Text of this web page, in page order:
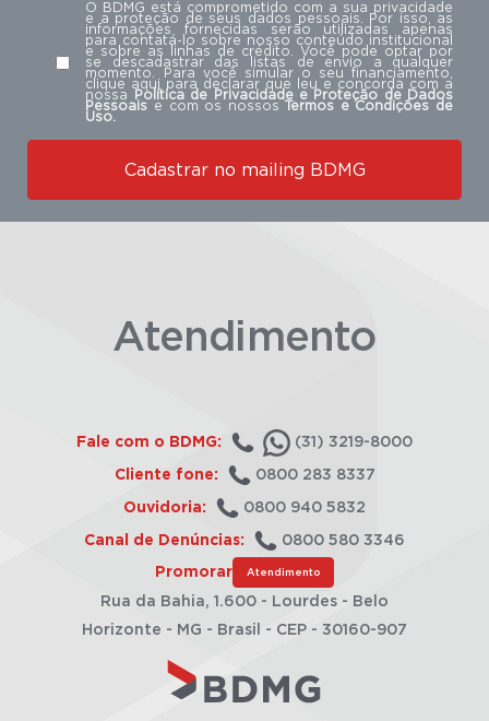
O BDMG está comprometido com a sua privacidade
e a proteção de seus dados pessoais. Por isso, as
informações fornecidas serão utilizadas apenas
para contatá-lo sobre nosso conteúdo institucional
e sobre as linhas de crédito. Você pode optar por
se descadastrar das listas de envio a qualquer
momento. Para você simular o seu financiamento,
clique aqui para declarar que leu e concorda com a
nossa
Política de Privacidade e Proteção de Dados
Pessoais e com os nossosTermos e Condições de
Uso.
Atendimento
Fale com o BDMG: (31) 3219-8000
Cliente fone: 0800 283 8337
Ouvidoria: 0800 940 5832
Canal de Denúncias: 0800 580 3346
Promorar Atendimento
Rua da Bahia, 1.600 - Lourdes - Belo
Horizonte - MG - Brasil - CEP - 30160-907